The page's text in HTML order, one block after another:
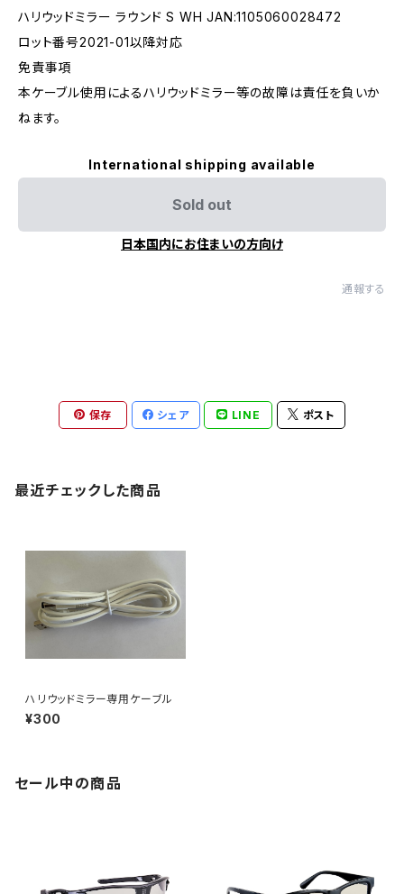
ハリウッドミラー ラウンド S WH JAN:1105060028472
ロット番号2021-01以降対応
免責事項
本ケーブル使用によるハリウッドミラー等の故障は責任を負いか
ねます。
International shipping available
Sold out
日本国内にお住まいの方向け
通報する
保存 シェア LINE ポスト
最近チェックした商品
ハリウッドミラー専用ケーブル
¥300
セール中の商品